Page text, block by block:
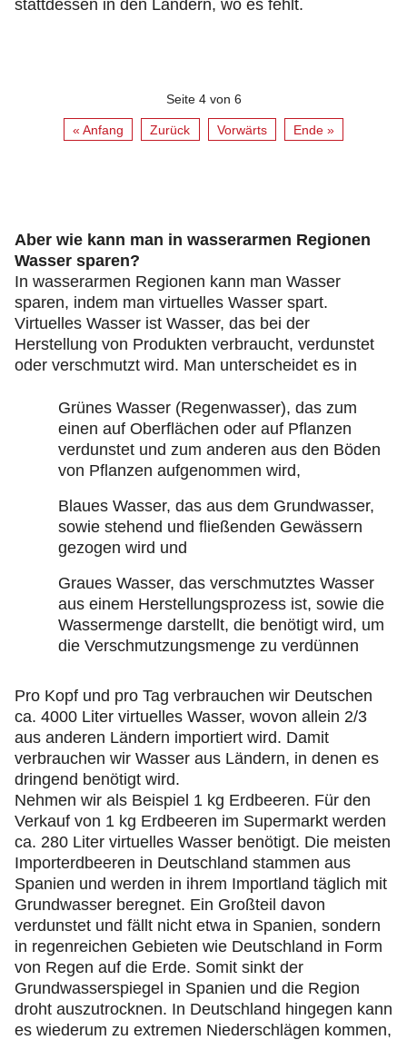
stattdessen in den Ländern, wo es fehlt.
Seite 4 von 6
« Anfang Zurück Vorwärts Ende »
Aber wie kann man in wasserarmen Regionen
Wasser sparen?
In wasserarmen Regionen kann man Wasser
sparen, indem man virtuelles Wasser spart.
Virtuelles Wasser ist Wasser, das bei der
Herstellung von Produkten verbraucht, verdunstet
oder verschmutzt wird. Man unterscheidet es in
Grünes Wasser (Regenwasser), das zum
einen auf Oberflächen oder auf Pflanzen
verdunstet und zum anderen aus den Böden
von Pflanzen aufgenommen wird,
Blaues Wasser, das aus dem Grundwasser,
sowie stehend und fließenden Gewässern
gezogen wird und
Graues Wasser, das verschmutztes Wasser
aus einem Herstellungsprozess ist, sowie die
Wassermenge darstellt, die benötigt wird, um
die Verschmutzungsmenge zu verdünnen
Pro Kopf und pro Tag verbrauchen wir Deutschen
ca. 4000 Liter virtuelles Wasser, wovon allein 2/3
aus anderen Ländern importiert wird. Damit
verbrauchen wir Wasser aus Ländern, in denen es
dringend benötigt wird.
Nehmen wir als Beispiel 1 kg Erdbeeren. Für den
Verkauf von 1 kg Erdbeeren im Supermarkt werden
ca. 280 Liter virtuelles Wasser benötigt. Die meisten
Importerdbeeren in Deutschland stammen aus
Spanien und werden in ihrem Importland täglich mit
Grundwasser beregnet. Ein Großteil davon
verdunstet und fällt nicht etwa in Spanien, sondern
in regenreichen Gebieten wie Deutschland in Form
von Regen auf die Erde. Somit sinkt der
Grundwasserspiegel in Spanien und die Region
droht auszutrocknen. In Deutschland hingegen kann
es wiederum zu extremen Niederschlägen kommen,